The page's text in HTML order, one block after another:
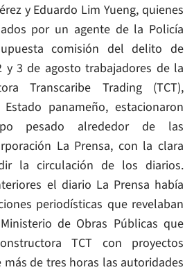
y Eduardo Lim Yueng, quienes
por un agente de la Policía
comisión del delito de
y 3 de agosto trabajadores de la
Transcaribe Trading (TCT),
panameño, estacionaron
pesado alrededor de las
La Prensa, con la clara
la circulación de los diarios.
el diario La Prensa había
periodísticas que revelaban
de Obras Públicas que
TCT con proyectos
de tres horas las autoridades